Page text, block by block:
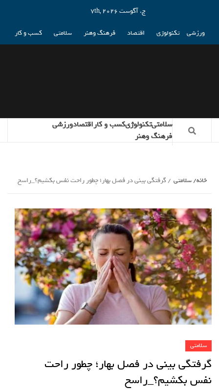
ج. آگوست 7th, 2026
ورزشی تکنولوژی اقتصاد فرهنگ وهنر سلامتی کسب و کار
سلامتیتکنولوژیکسب و کاراقتصادورزشی
فرهنگ وهنر
خانه سلامتی گرفتگی بینی در فصل بهار؛ چطور راحت نفس بکشیم؟_راسخ
سلامتی
گرفتگی بینی در فصل بهار؛ چطور راحت
نفس بکشیم؟_راسخ